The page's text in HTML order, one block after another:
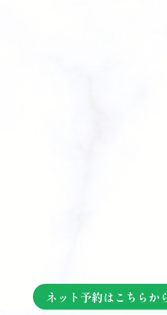
ネット予約はこちらか